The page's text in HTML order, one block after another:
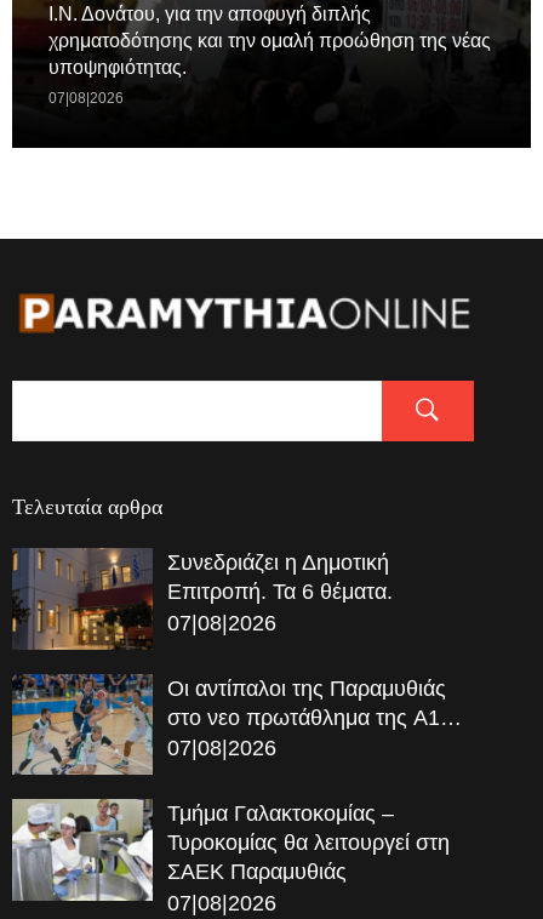
Ι.Ν. Δονάτου, για την αποφυγή διπλής
χρηματοδότησης και την ομαλή προώθηση της νέας
υποψηφιότητας.
07|08|2026
Τελευταία αρθρα
Συνεδριάζει η Δημοτική
Επιτροπή. Τα 6 θέματα.
07|08|2026
Οι αντίπαλοι της Παραμυθιάς
στο νεο πρωτάθλημα της A1…
07|08|2026
Τμήμα Γαλακτοκομίας –
Τυροκομίας θα λειτουργεί στη
ΣΑΕΚ Παραμυθιάς
07|08|2026